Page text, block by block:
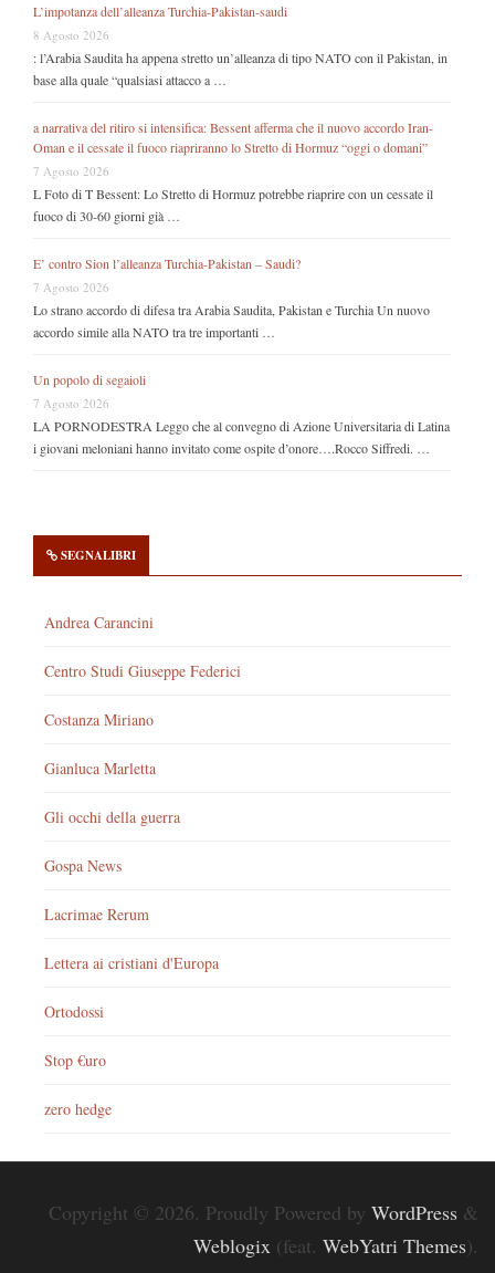
L’impotanza dell’alleanza Turchia-Pakistan-saudi
8 Agosto 2026
: l’Arabia Saudita ha appena stretto un’alleanza di tipo NATO con il Pakistan, in
base alla quale “qualsiasi attacco a …
a narrativa del ritiro si intensifica: Bessent afferma che il nuovo accordo Iran-
Oman e il cessate il fuoco riapriranno lo Stretto di Hormuz “oggi o domani”
7 Agosto 2026
L Foto di T Bessent: Lo Stretto di Hormuz potrebbe riaprire con un cessate il
fuoco di 30-60 giorni già …
E’ contro Sion l’alleanza Turchia-Pakistan – Saudi?
7 Agosto 2026
Lo strano accordo di difesa tra Arabia Saudita, Pakistan e Turchia Un nuovo
accordo simile alla NATO tra tre importanti …
Un popolo di segaioli
7 Agosto 2026
LA PORNODESTRA Leggo che al convegno di Azione Universitaria di Latina
i giovani meloniani hanno invitato come ospite d’onore….Rocco Siffredi. …
SEGNALIBRI
Andrea Carancini
Centro Studi Giuseppe Federici
Costanza Miriano
Gianluca Marletta
Gli occhi della guerra
Gospa News
Lacrimae Rerum
Lettera ai cristiani d'Europa
Ortodossi
Stop €uro
zero hedge
Copyright © 2026. Proudly Powered by WordPress &
Weblogix (feat. WebYatri Themes).